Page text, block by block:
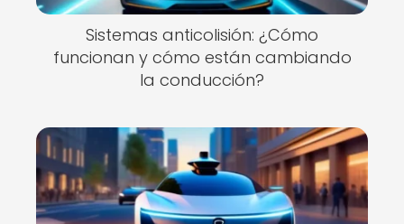
Sistemas anticolisión: ¿Cómo
funcionan y cómo están cambiando
la conducción?